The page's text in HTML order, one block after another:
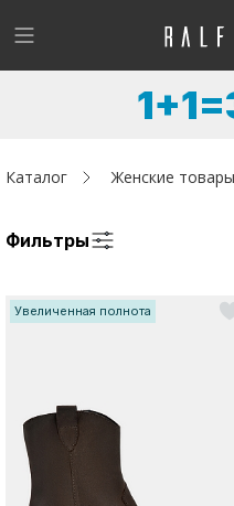
!
Женщинам
Акции / Новости
Адреса магазинов
Возникли вопросы? -
Каталог Женские товары
Фильтры
Увеличенная полнота